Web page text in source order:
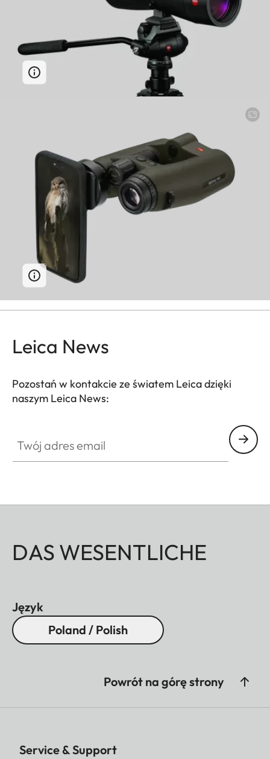
Leica News
Pozostań w kontakcie ze światem Leica dzięki
naszym Leica News:
DAS WESENTLICHE
Język
Poland / Polish
Powrót na górę strony
Service & Support